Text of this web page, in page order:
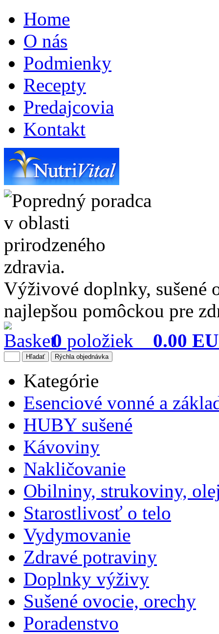
Home
O nás
Podmienky
Recepty
Predajcovia
Kontakt
Výživové doplnky, sušené
najlepšou pomôckou pre
0 položiek 0.00
Kategórie
Esenciové vonné a
HUBY sušené
Kávoviny
Nakličovanie
Obilniny, strukoviny,
Starostlivosť o telo
Vydymovanie
Zdravé potraviny
Doplnky výživy
Sušené ovocie, orechy
Poradenstvo